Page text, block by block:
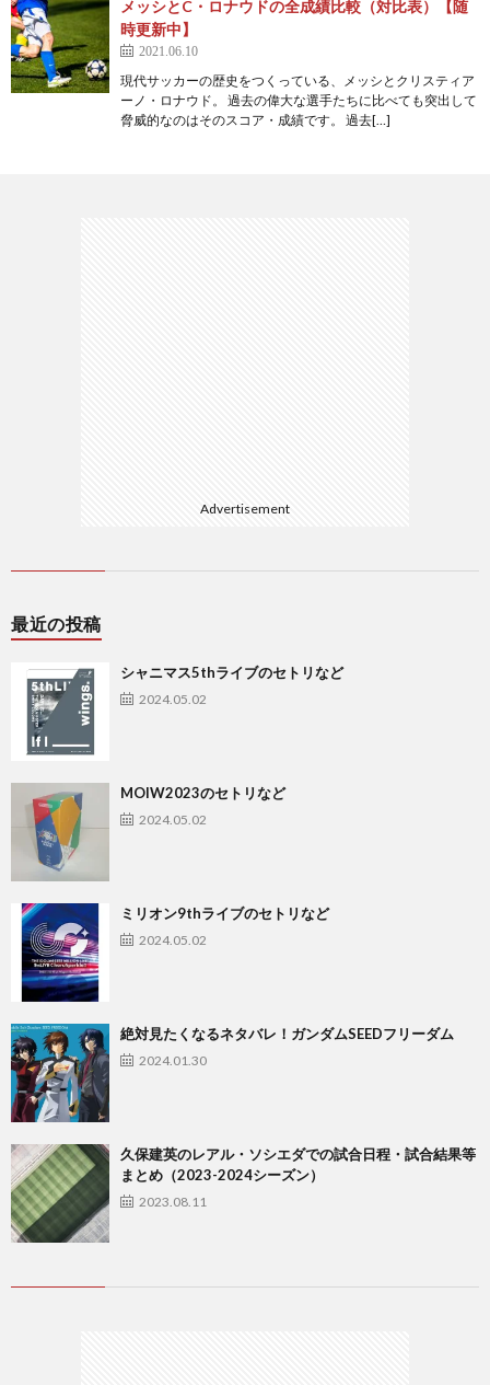
メッシとC・ロナウドの全成績比較（対比表）【随
時更新中】
2021.06.10
現代サッカーの歴史をつくっている、メッシとクリスティア
ーノ・ロナウド。 過去の偉大な選手たちに比べても突出して
脅威的なのはそのスコア・成績です。 過去[…]
Advertisement
最近の投稿
シャニマス5thライブのセトリなど
2024.05.02
MOIW2023のセトリなど
2024.05.02
ミリオン9thライブのセトリなど
2024.05.02
絶対見たくなるネタバレ！ガンダムSEEDフリーダム
2024.01.30
久保建英のレアル・ソシエダでの試合日程・試合結果等
まとめ（2023-2024シーズン）
2023.08.11